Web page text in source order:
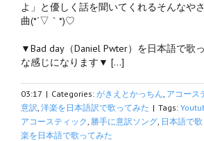
よ」と優しく話を聞いてくれるそんなや
曲(*´▽｀*)♡
▼Bad day（Daniel Pwter）を日本語で歌
な感じになります▼ […]
03:17 | Categories: がきえとかっちん, アコース
意訳, 洋楽を日本語訳で歌ってみた | Tags:
アコースティック, 勝手に意訳ソング, 日本語で
楽を日本語で歌ってみた